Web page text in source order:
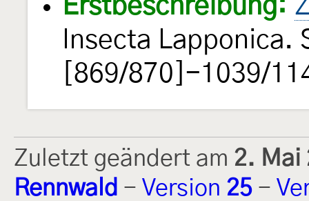
Erstbeschreibung:
Insecta
[869/870]-1039/
Zuletzt geändert am 2. Mai
Rennwald - Version 25 -